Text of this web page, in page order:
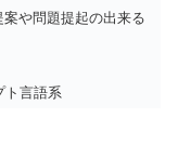
や問題提起の出来る
ト言語系